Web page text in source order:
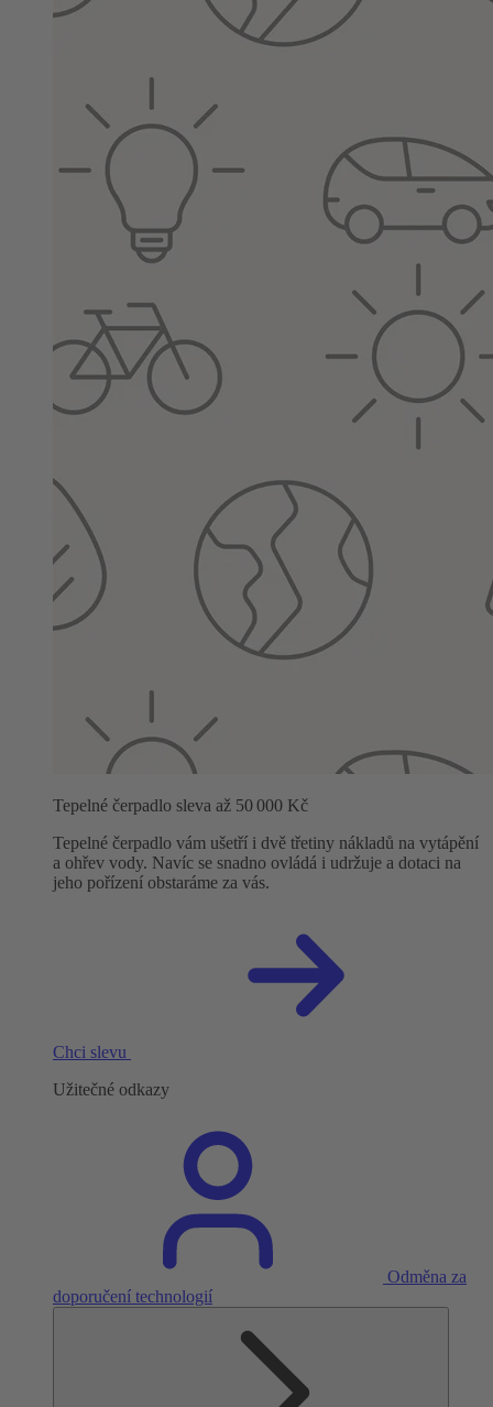
Tepelné čerpadlo sleva až 50 000 Kč
Tepelné čerpadlo vám ušetří i dvě třetiny nákladů na vytápění
a ohřev vody. Navíc se snadno ovládá i udržuje a dotaci na
jeho pořízení obstaráme za vás.
Chci slevu
Užitečné odkazy
Odměna za
doporučení technologií